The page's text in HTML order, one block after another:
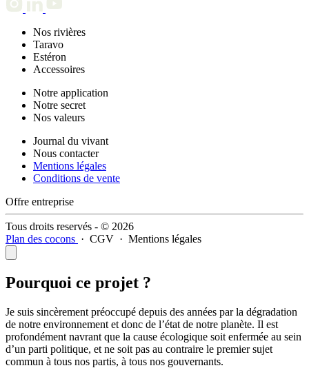
Nos rivières
Taravo
Estéron
Accessoires
Notre application
Notre secret
Nos valeurs
Journal du vivant
Nous contacter
Mentions légales
Conditions de vente
Offre entreprise
Tous droits reservés - © 2026
Plan des cocons · CGV · Mentions légales
Pourquoi ce projet ?
Je suis sincèrement préoccupé depuis des années par la dégradation
de notre environnement et donc de l’état de notre planète. Il est
profondément navrant que la cause écologique soit enfermée au sein
d’un parti politique, et ne soit pas au contraire le premier sujet
commun à tous nos partis, à tous nos gouvernants.